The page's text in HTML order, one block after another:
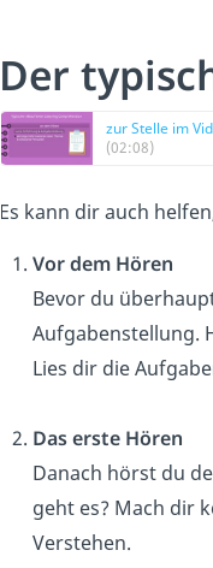
Der
zur Stelle im
(02:08)
Es kann dir auch
Vor dem Hören
Bevor du
Aufgabenstellung.
Lies dir die
Das erste Hören
Danach hörst du
geht es? Mach dir
Verstehen.